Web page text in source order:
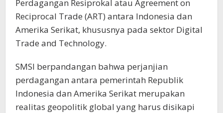
Perdagangan Resiprokal atau Agreement on
Reciprocal Trade (ART) antara Indonesia dan
Amerika Serikat, khususnya pada sektor Digital
Trade and Technology.
SMSI berpandangan bahwa perjanjian
perdagangan antara pemerintah Republik
Indonesia dan Amerika Serikat merupakan
realitas geopolitik global yang harus disikapi